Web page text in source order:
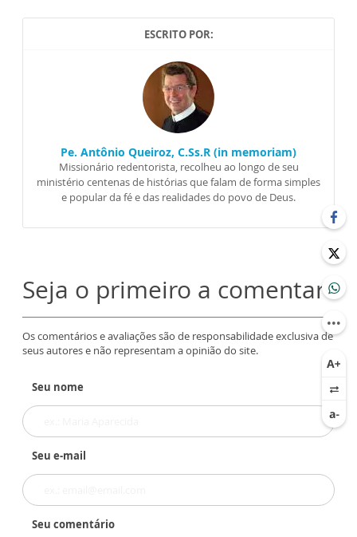
ESCRITO POR:
Pe. Antônio Queiroz, C.Ss.R (in memoriam)
Missionário redentorista, recolheu ao longo de seu
ministério centenas de histórias que falam de forma simples
e popular da fé e das realidades do povo de Deus.
Seja o primeiro a comentar
Os comentários e avaliações são de responsabilidade exclusiva de
seus autores e não representam a opinião do site.
Seu nome
Seu e-mail
Seu comentário